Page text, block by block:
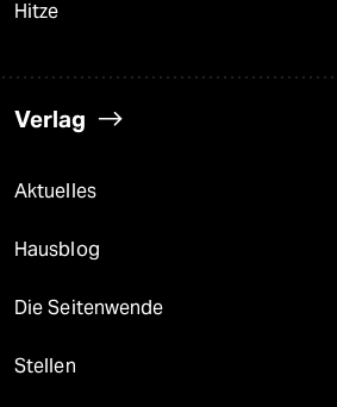
Hitze
Verlag
Aktuelles
Hausblog
Die Seitenwende
Stellen